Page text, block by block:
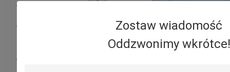
Zostaw wiadomość
Oddzwonimy wkrótce!